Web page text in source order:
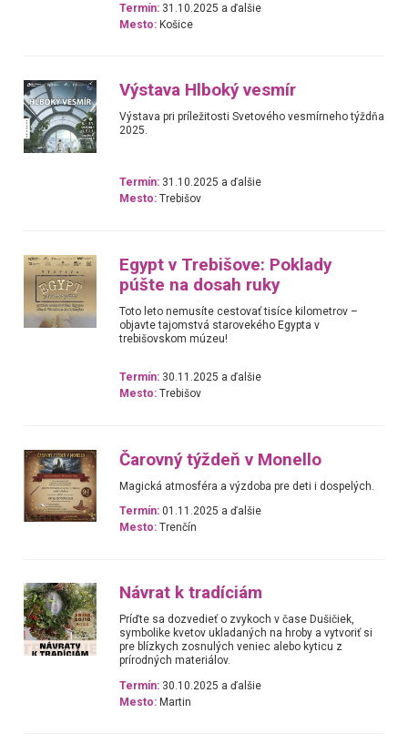
Termín: 31.10.2025 a ďalšie
Mesto: Košice
Výstava Hlboký vesmír
Výstava pri príležitosti Svetového vesmírneho týždňa
2025.
Termín: 31.10.2025 a ďalšie
Mesto: Trebišov
Egypt v Trebišove: Poklady
púšte na dosah ruky
Toto leto nemusíte cestovať tisíce kilometrov –
objavte tajomstvá starovekého Egypta v
trebišovskom múzeu!
Termín: 30.11.2025 a ďalšie
Mesto: Trebišov
Čarovný týždeň v Monello
Magická atmosféra a výzdoba pre deti i dospelých.
Termín: 01.11.2025 a ďalšie
Mesto: Trenčín
Návrat k tradíciám
Príďte sa dozvedieť o zvykoch v čase Dušičiek,
symbolike kvetov ukladaných na hroby a vytvoriť si
pre blízkych zosnulých veniec alebo kyticu z
prírodných materiálov.
Termín: 30.10.2025 a ďalšie
Mesto: Martin